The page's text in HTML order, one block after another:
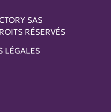
SAS
RÉSERVÉS
LÉGALES